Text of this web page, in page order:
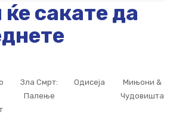
сакате да
Зла Смрт:
Палење
Одисеја
Мињони &
Чудовишта